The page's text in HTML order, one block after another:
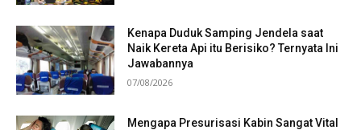
Kenapa Duduk Samping Jendela saat
Naik Kereta Api itu Berisiko? Ternyata Ini
Jawabannya
07/08/2026
Mengapa Presurisasi Kabin Sangat Vital